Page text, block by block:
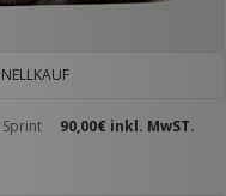
90,00€ inkl. MwST.